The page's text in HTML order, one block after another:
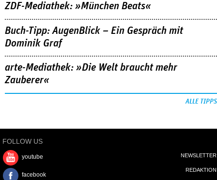
ZDF-Mediathek: »München Beats«
Buch-Tipp: AugenBlick – Ein Gespräch mit
Dominik Graf
arte-Mediathek: »Die Welt braucht mehr
Zauberer«
ALLE TIPPS
FOLLOW US
youtube
facebook
NEWSLETTER
REDAKTION